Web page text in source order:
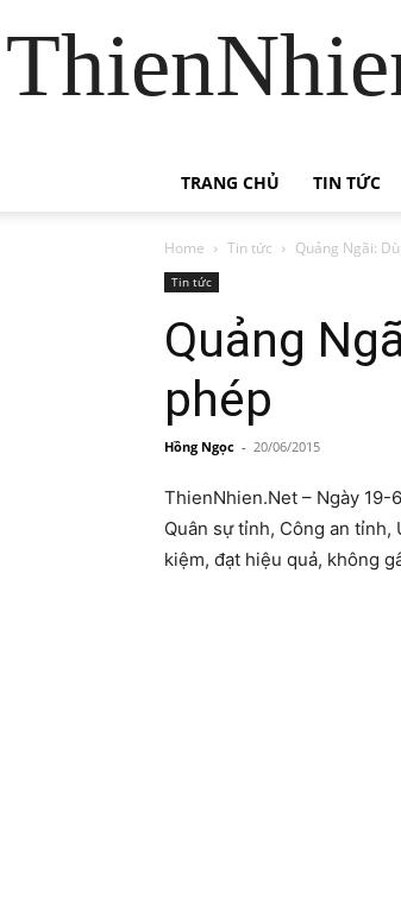
TRANG CHỦ TIN TỨC
Home Tin tức Quảng Ngãi:
Tin tức
Quảng
phép
Hồng Ngọc - 20/06/2015
ThienNhien.Net – Ngày 19-
Quân sự tỉnh, Công an tỉnh,
kiệm, đạt hiệu quả, không